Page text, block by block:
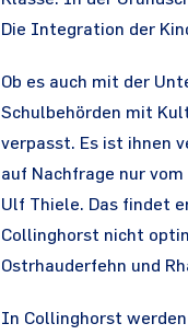
Die Integration der
Ob es auch mit der
Schulbehörden mit
verpasst. Es ist ihnen
auf Nachfrage nur
Ulf Thiele. Das findet
Collinghorst nicht
Ostrhauderfehn und
In Collinghorst